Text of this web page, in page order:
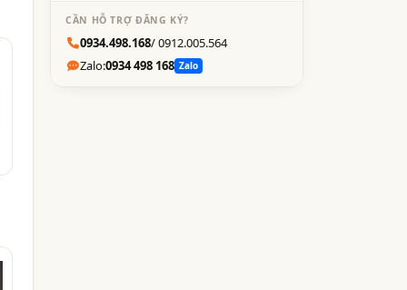
CẦN HỖ TRỢ ĐĂNG KÝ?
0934.498.168/ 0912.005.564
Zalo:0934 498 168 Zalo